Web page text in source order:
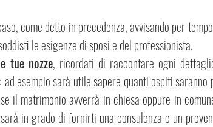
come detto in precedenza, avvisando per
le esigenze di sposi e del professionista.
tue nozze, ricordati di raccontare ogni
esempio sarà utile sapere quanti ospiti saranno
il matrimonio avverrà in chiesa oppure in
in grado di fornirti una consulenza e un